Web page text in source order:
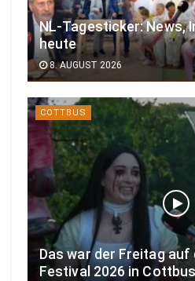
NL-Tagesticker: News,
heute
8. AUGUST 2026
COTTBUS
Das war der Freitag auf
Festival 2026 in Cottbus